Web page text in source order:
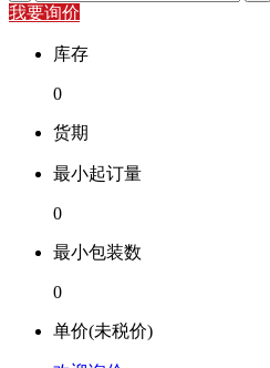
我要询价
库存
0
货期
最小起订量
0
最小包装数
0
单价(未税价)